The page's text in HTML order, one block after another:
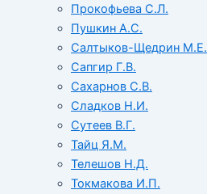
Прокофьева С.Л.
Пушкин А.С.
Салтыков-Щедрин М.Е.
Сапгир Г.В.
Сахарнов С.В.
Сладков Н.И.
Сутеев В.Г.
Тайц Я.М.
Телешов Н.Д.
Токмакова И.П.